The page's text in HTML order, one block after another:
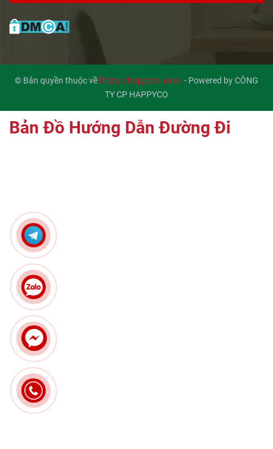
© Bản quyền thuộc về https://happyco.asia/- Powered by CÔNG
TY CP HAPPYCO
Bản Đồ Hướng Dẫn Đường Đi